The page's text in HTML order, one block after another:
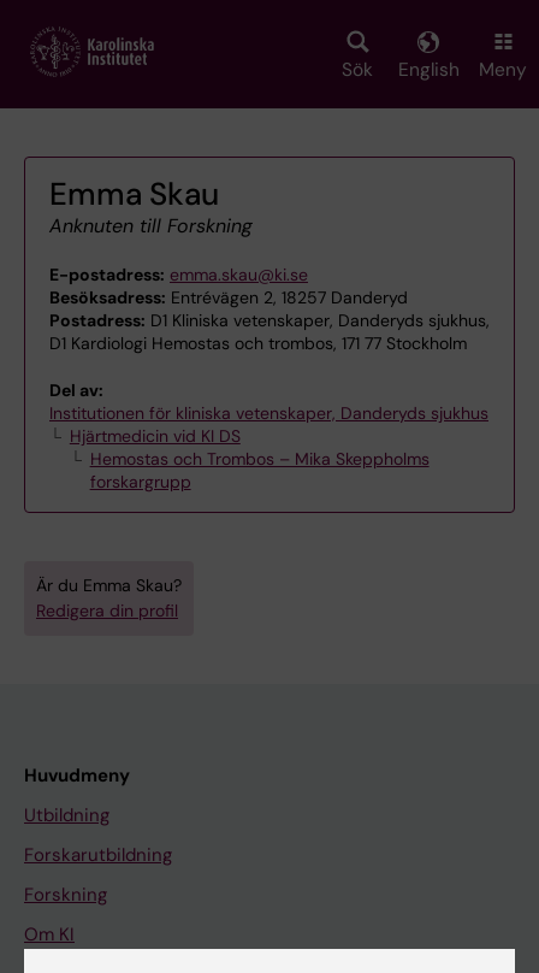
main
Sök English Meny
Emma Skau
Anknuten till Forskning
E-postadress: emma.skau@ki.se
Besöksadress: Entrévägen 2, 18257 Danderyd
Postadress: D1 Kliniska vetenskaper, Danderyds sjukhus,
D1 Kardiologi Hemostas och trombos, 171 77 Stockholm
Del av:
Institutionen för kliniska vetenskaper, Danderyds sjukhus
Hjärtmedicin vid KI DS
Hemostas och Trombos – Mika Skeppholms
forskargrupp
Är du Emma Skau?
Redigera din profil
Huvudmeny
Utbildning
Forskarutbildning
Forskning
Om KI